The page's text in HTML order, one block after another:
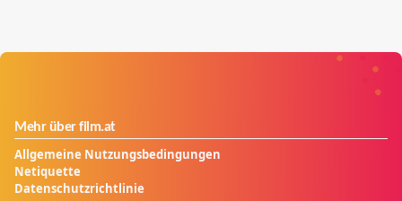
Mehr über film.at
Allgemeine Nutzungsbedingungen
Netiquette
Datenschutzrichtlinie